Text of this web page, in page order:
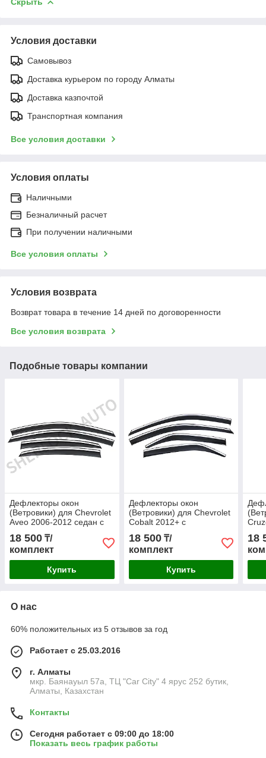
Условия доставки
Самовывоз
Доставка курьером по городу Алматы
Доставка казпочтой
Транспортная компания
Все условия доставки
Условия оплаты
Наличными
Безналичный расчет
При получении наличными
Все условия оплаты
Условия возврата
Возврат товара в течение 14 дней по договоренности
Все условия возврата
Подобные товары компании
Дефлекторы окон
(Ветровики) для Chevrolet
Aveo 2006-2012 седан с
металлическим
молдингом
18 500 ₸/
комплект
Купить
Дефлекторы окон
(Ветровики) для Chevrolet
Cobalt 2012+ с
металлическим
молдингом
18 500₸/
комплект
Купить
18
О нас
60% положительных из 5 отзывов за год
Работает с 25.03.2016
г. Алматы
мкр. Баянауыл 57а, ТЦ "Car Сity" 4 ярус 252 бутик,
Алматы, Казахстан
Контакты
Сегодня работает с 09:00 до 18:00
Показать весь график работы